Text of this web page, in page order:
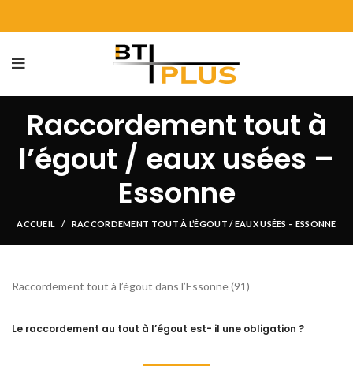
Raccordement tout à
l’égout / eaux usées –
Essonne
ACCUEIL RACCORDEMENT TOUT À L’ÉGOUT / EAUX USÉES – ESSONNE
Raccordement tout à l’égout dans l’Essonne (91)
Le raccordement au tout à l’égout est- il une obligation ?